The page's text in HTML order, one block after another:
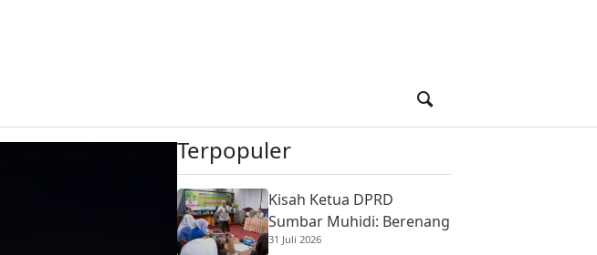
Terpopuler
Kisah Ketua DPRD
Sumbar Muhidi: Berenang
di Sungai Berbuaya Demi
31 Juli 2026